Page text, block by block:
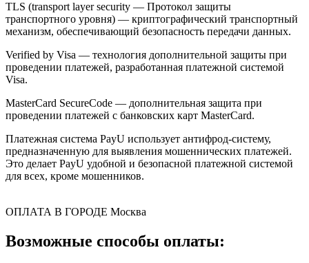
TLS (transport layer security — Протокол защиты
транспортного уровня) — криптографический транспортный
механизм, обеспечивающий безопасность передачи данных.
Verified by Visa — технология дополнительной защиты при
проведении платежей, разработанная платежной системой
Visa.
MasterCard SecureCode — дополнительная защита при
проведении платежей с банковских карт MasterCard.
Платежная система PayU использует антифрод-систему,
предназначенную для выявления мошеннических платежей.
Это делает PayU удобной и безопасной платежной системой
для всех, кроме мошенников.
ОПЛАТА В ГОРОДЕ Москва
Возможные способы оплаты: